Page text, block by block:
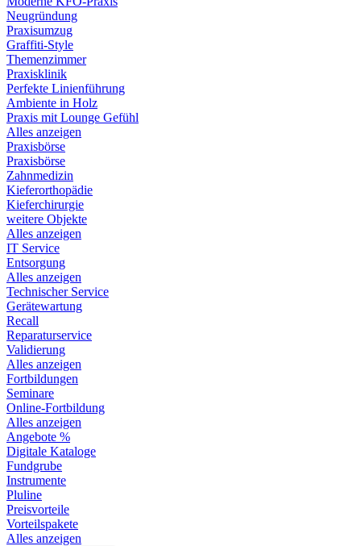
Neugründung
Praxisumzug
Graffiti-Style
Themenzimmer
Praxisklinik
Perfekte Linienführung
Ambiente in Holz
Praxis mit Lounge Gefühl
Alles anzeigen
Praxisbörse
Praxisbörse
Zahnmedizin
Kieferorthopädie
Kieferchirurgie
weitere Objekte
Alles anzeigen
IT Service
Entsorgung
Alles anzeigen
Technischer Service
Gerätewartung
Recall
Reparaturservice
Validierung
Alles anzeigen
Fortbildungen
Seminare
Online-Fortbildung
Alles anzeigen
Angebote %
Digitale Kataloge
Fundgrube
Instrumente
Pluline
Preisvorteile
Vorteilspakete
Alles anzeigen